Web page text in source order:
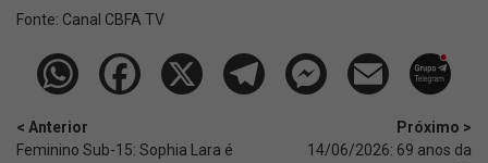
Fonte: Canal CBFA TV
< Anterior
Feminino Sub-15: Sophia Lara é
Próximo >
14/06/2026: 69 anos da